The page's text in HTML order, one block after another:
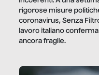
rigorose misure
coronavirus, Senza
lavoro italiano
ancora fragile.